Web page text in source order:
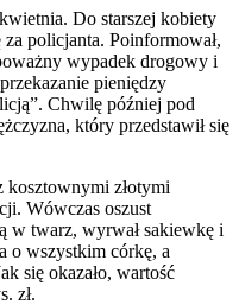
Do starszej kobiety
policjanta. Poinformował,
wypadek drogowy i
pieniędzy
Chwilę później pod
który przedstawił się
kosztownymi złotymi
Wówczas oszust
w twarz, wyrwał sakiewkę i
o wszystkim córkę, a
się okazało, wartość
zł.